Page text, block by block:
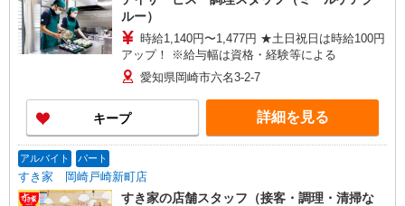
ルー）
時給1,140円〜1,477円 ★土日祝日は時給100円
アップ！ ※給与幅は資格・経験等による
愛知県岡崎市六名3-2-7
キープ 詳細を見る
アルバイト パート
すき家 岡崎戸崎新町店
すき家の店舗スタッフ（接客・調理・清掃な